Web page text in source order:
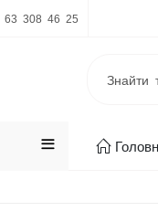
63 308 46 25